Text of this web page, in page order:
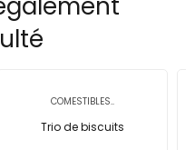
COMESTIBLES..
Trio de biscuits